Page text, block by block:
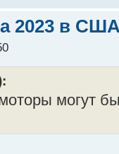
2023 в
могут